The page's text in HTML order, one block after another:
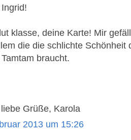
klasse, deine Karte! Mir
die die schlichte Schönheit
braucht.
Grüße, Karola
2013 um 15:26